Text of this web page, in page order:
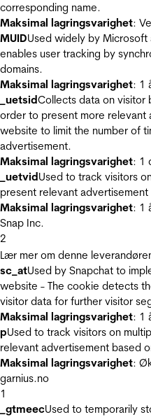
corresponding name.
Maksimal lagringsvarighet:
MUIDUsed widely by Microsoft
enables user tracking by
domains.
Maksimal lagringsvarighet: 1
_uetsidCollects data on visitor
order to present more relevant
website to limit the number of
advertisement.
Maksimal lagringsvarighet: 1
_uetvidUsed to track visitors
present relevant
Maksimal lagringsvarighet: 1
Snap Inc.
2
Lær mer om denne
sc_atUsed by Snapchat to
website - The cookie detects
visitor data for further visitor
Maksimal lagringsvarighet: 1
pUsed to track visitors on
relevant advertisement based
Maksimal lagringsvarighet:
garnius.no
1
_gtmeecUsed to temporarily